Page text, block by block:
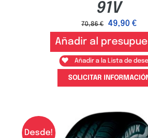
91V
70,86€ 49,90 €
Añadir al
Añadir a la Lista de
SOLICITAR
Desde!